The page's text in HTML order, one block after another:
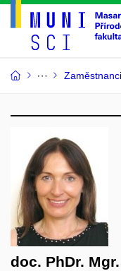
doc. PhDr.